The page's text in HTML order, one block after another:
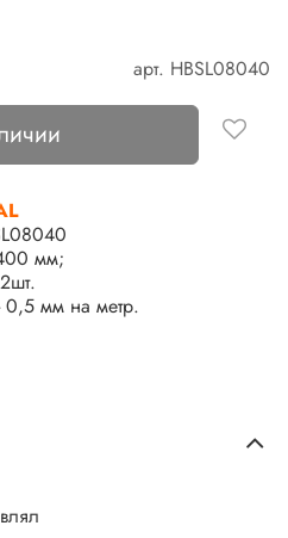
арт. HBSL08040
мм;
0,5 мм на метр.